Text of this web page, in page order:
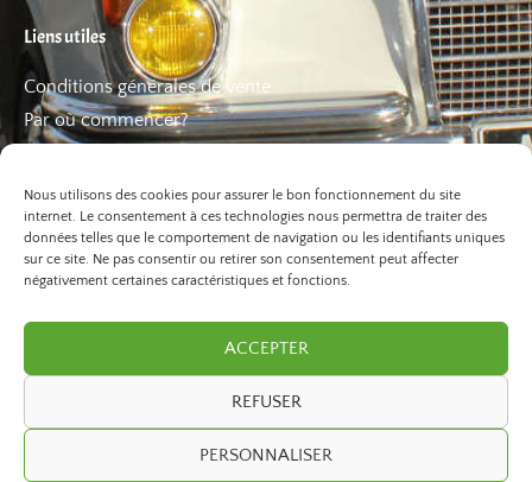
Nous utilisons des cookies pour assurer le bon fonctionnement du site
internet. Le consentement à ces technologies nous permettra de traiter des
données telles que le comportement de navigation ou les identifiants uniques
sur ce site. Ne pas consentir ou retirer son consentement peut affecter
négativement certaines caractéristiques et fonctions.
ACCEPTER
REFUSER
PERSONNALISER
Liens utiles
Conditions générales de vente
Par où commencer?
Les bons plans
©2026 Paris Balade. Tous droits réservé.